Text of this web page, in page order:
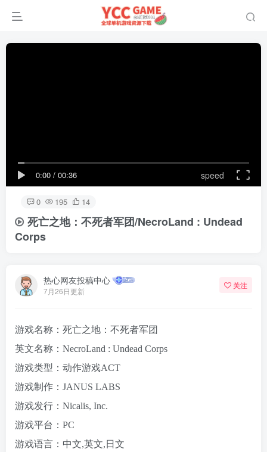
0:00 / 00:36 speed
0 195 14
死亡之地：不死者军团/NecroLand : Undead
Corps
热心网友投稿中心
7月26日更新
关注
游戏名称：死亡之地：不死者军团
英文名称：NecroLand : Undead Corps
游戏类型：动作游戏ACT
游戏制作：JANUS LABS
游戏发行：Nicalis, Inc.
游戏平台：PC
游戏语言：中文,英文,日文